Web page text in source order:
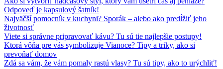
Odpoveď je kapsulový šatník!
Najväčší pomocník v kuchyni? Sporák – alebo ako predĺžiť jeho
životnosť
Viete si správne pripravovať kávu? Tu sú tie najlepšie postupy!
Ktorá vôňa pre vás symbolizuje Vianoce? Tipy a triky, ako si
prevoňať domov
Zdá sa vám, že vám pomaly rastú vlasy? Tu sú tipy, ako to urýchliť!